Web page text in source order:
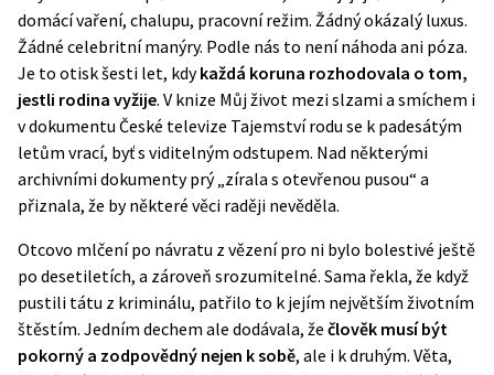
domácí vaření, chalupu, pracovní režim. Žádný okázalý luxus.
Žádné celebritní manýry. Podle nás to není náhoda ani póza.
Je to otisk šesti let, kdykaždá koruna rozhodovala o tom,
jestli rodina vyžije. V knize Můj život mezi slzami a smíchem i
v dokumentu České televize Tajemství rodu se k padesátým
letům vrací, byť s viditelným odstupem. Nad některými
archivními dokumenty prý „zírala s otevřenou pusou“ a
přiznala, že by některé věci raději nevěděla.
Otcovo mlčení po návratu z vězení pro ni bylo bolestivé ještě
po desetiletích, a zároveň srozumitelné. Sama řekla, že když
pustili tátu z kriminálu, patřilo to k jejím největším životním
štěstím. Jedním dechem ale dodávala, že člověk musí být
pokorný a zodpovědný nejen k sobě, ale i k druhým. Věta,